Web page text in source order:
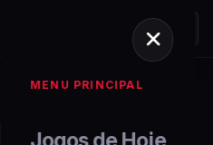
MENU PRINCIPAL
Jogos de Hoje